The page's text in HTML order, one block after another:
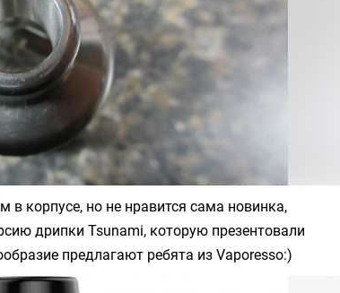
в корпусе, но не нравится сама новинка,
дрипки Tsunami, которую презентовали
предлагают ребята из Vaporesso:)